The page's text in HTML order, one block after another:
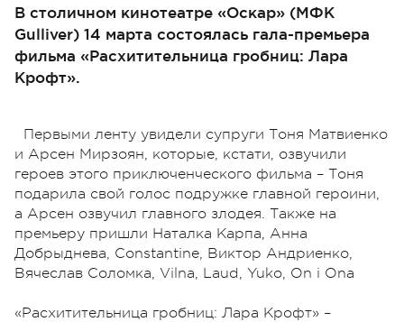
В столичном кинотеатре «Оскар» (МФК
Gulliver) 14 марта состоялась гала-премьера
фильма «Расхитительница гробниц: Лара
Крофт».
Первыми ленту увидели супруги Тоня Матвиенко
и Арсен Мирзоян, которые, кстати, озвучили
героев этого приключенческого фильма – Тоня
подарила свой голос подружке главной героини,
а Арсен озвучил главного злодея. Также на
премьеру пришли Наталка Карпа, Анна
Добрыднева, Constantine, Виктор Андриенко,
Вячеслав Соломка, Vilna, Laud, Yuko, On i Ona
«Расхитительница гробниц: Лара Крофт» –